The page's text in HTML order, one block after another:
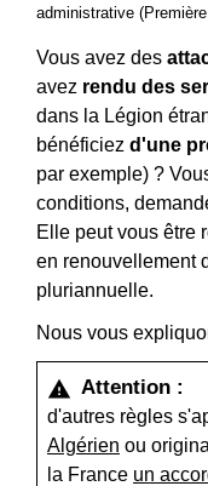
administrative
Vous avez des
avez rendu des
dans la Légion
bénéficiez d'une
par exemple) ?
conditions,
Elle peut vous être
en renouvellement
pluriannuelle.
Nous vous
warning Attention :
d'autres règles
Algérien ou
la France un